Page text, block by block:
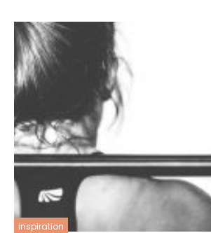
inspiration